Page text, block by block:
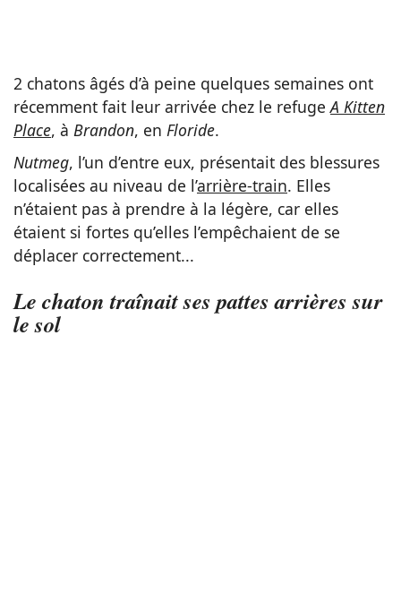
2 chatons âgés d’à peine quelques semaines ont
récemment fait leur arrivée chez le refugeA Kitten
Place, à Brandon, en Floride.
Nutmeg, l’un d’entre eux, présentait des blessures
localisées au niveau de l’arrière-train. Elles
n’étaient pas à prendre à la légère, car elles
étaient si fortes qu’elles l’empêchaient de se
déplacer correctement...
Le chaton traînait ses pattes arrières sur
le sol